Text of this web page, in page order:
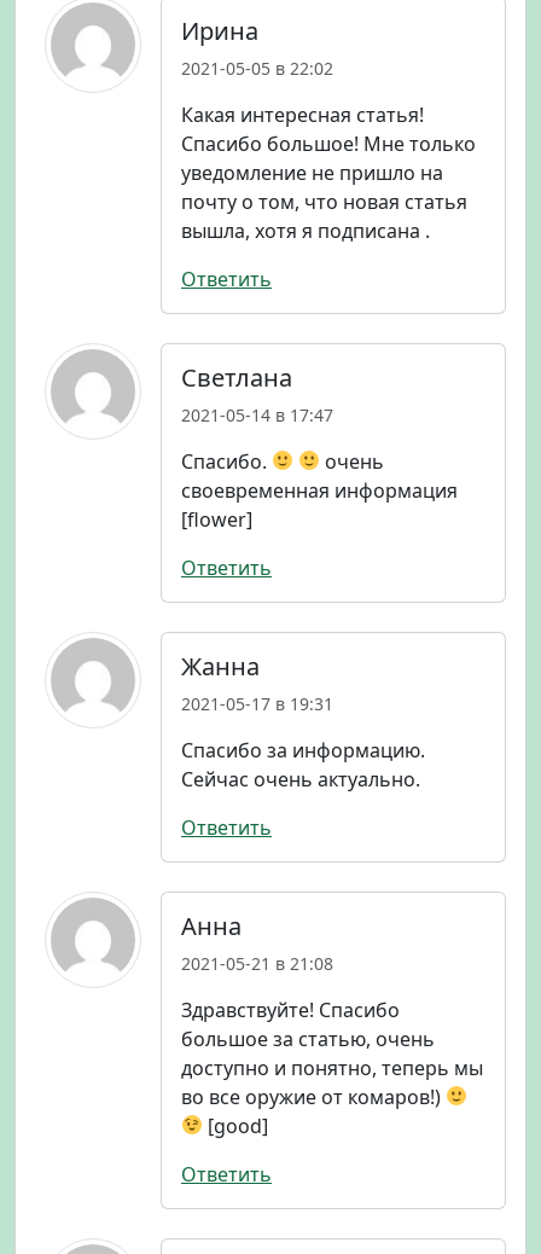
Ирина
2021-05-05 в 22:02
Какая интересная статья!
Спасибо большое! Мне только
уведомление не пришло на
почту о том, что новая статья
вышла, хотя я подписана .
Ответить
Светлана
2021-05-14 в 17:47
Спасибо.
очень
своевременная информация
[flower]
Ответить
Жанна
2021-05-17 в 19:31
Спасибо за информацию.
Сейчас очень актуально.
Ответить
Анна
2021-05-21 в 21:08
Здравствуйте! Спасибо
большое за статью, очень
доступно и понятно, теперь мы
во все оружие от комаров!)
[good]
Ответить